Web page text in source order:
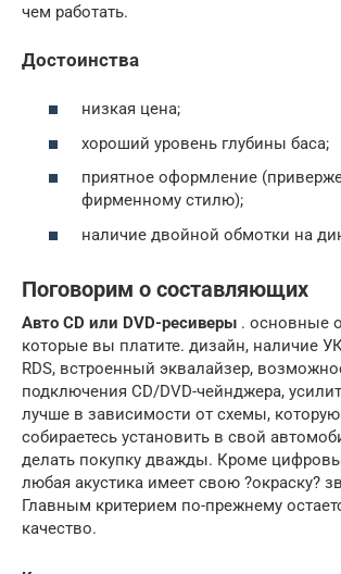
чем работать.
Достоинства
низкая цена;
хороший уровень глубины баса;
приятное оформление
фирменному стилю);
наличие двойной обмотки на
Поговорим о составляющих
Авто CD или DVD-ресиверы . основные
которые вы платите. дизайн, наличие
RDS, встроенный эквалайзер,
подключения CD/DVD-чейнджера,
лучше в зависимости от схемы,
собираетесь установить в свой
делать покупку дважды. Кроме
любая акустика имеет свою ?окраску?
Главным критерием по-прежнему
качество.